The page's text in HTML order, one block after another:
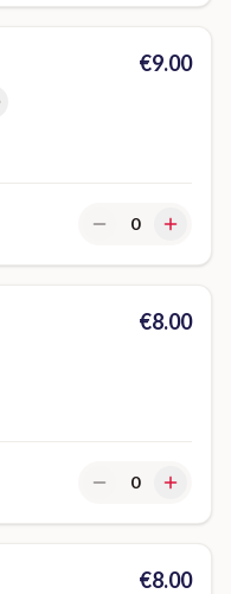
€9.00
0
€8.00
0
€8.00